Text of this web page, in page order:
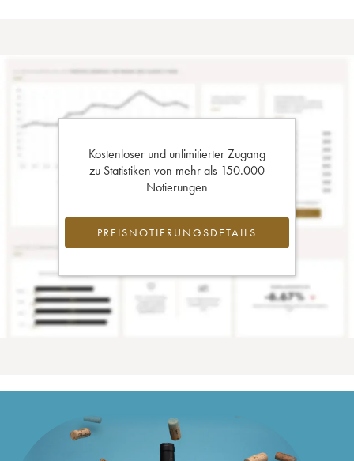
Kostenloser und unlimitierter Zugang
zu Statistiken von mehr als 150.000
Notierungen
PREISNOTIERUNGSDETAILS